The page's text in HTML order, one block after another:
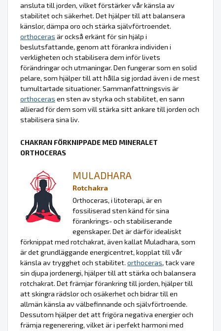
ansluta till jorden, vilket förstärker vår känsla av
stabilitet och säkerhet. Det hjälper till att balansera
känslor, dämpa oro och stärka självförtroendet.
orthoceras är också erkänt för sin hjälp i
beslutsfattande, genom att förankra individen i
verkligheten och stabilisera dem inför livets
förändringar och utmaningar. Den fungerar som en solid
pelare, som hjälper till att hålla sig jordad även i de mest
tumultartade situationer. Sammanfattningsvis är
orthoceras en sten av styrka och stabilitet, en sann
allierad för dem som vill stärka sitt ankare till jorden och
stabilisera sina liv.
CHAKRAN FÖRKNIPPADE MED MINERALET
ORTHOCERAS
MULADHARA
Rotchakra
Orthoceras, i litoterapi, är en
fossiliserad sten känd för sina
förankrings- och stabiliserande
egenskaper. Det är därför idealiskt
förknippat med rotchakrat, även kallat Muladhara, som
är det grundläggande energicentret, kopplat till vår
känsla av trygghet och stabilitet. orthoceras, tack vare
sin djupa jordenergi, hjälper till att stärka och balansera
rotchakrat. Det främjar förankring till jorden, hjälper till
att skingra rädslor och osäkerhet och bidrar till en
allmän känsla av välbefinnande och självförtroende.
Dessutom hjälper det att frigöra negativa energier och
främja regenerering, vilket är i perfekt harmoni med